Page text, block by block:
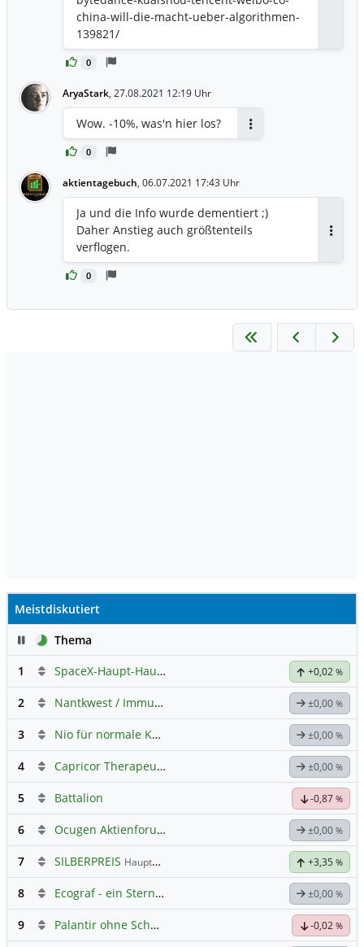
0
china-will-die-macht-ueber-algorithmen-
139821/
AryaStark, 27.08.2021 12:19 Uhr
0
Wow. -10%, was'n hier los?
aktientagebuch, 06.07.2021 17:43 Uhr
0
Ja und die Info wurde dementiert ;)
Daher Anstieg auch größtenteils
verflogen.
Meistdiskutiert
PauseThema
1
SpaceX-Haupt-Hauptforum +0,02 %
2 Nantkwest / Immunitybio -> IBRX ±0,00 %
3 Nio für normale Kommunikation ±0,00 %
4 Capricor Therapeutics ±0,00 %
5 Battalion -0,87 %
6 Ocugen Aktienforum ±0,00 %
7 SILBERPREIS Hauptdiskussion +3,35 %
8 Ecograf - ein Stern am Graphithimmel ±0,00 %
9 Palantir ohne Schnickschnack -0,02 %